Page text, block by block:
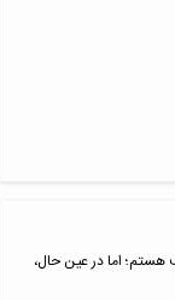
هستم؛ اما در عین حال،